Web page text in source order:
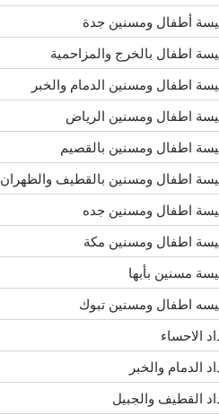
أطفال ومسنين جدة
اطفال بالخرج والمزاحمية
اطفال ومسنين الدمام والخبر
اطفال ومسنين الرياض
اطفال ومسنين بالقصيم
اطفال ومسنين بالقطيف والظهران
اطفال ومسنين جده
اطفال ومسنين مكة
مسنين بأبها
اطفال ومسنين تبوك
الاحساء
الدمام والخبر
القطيف والجبيل